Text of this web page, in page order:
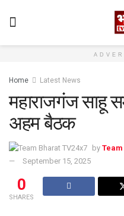
Home Latest News
महाराजगंज साहू
अहम बैठक
by
September 15, 2025
0
SHARES